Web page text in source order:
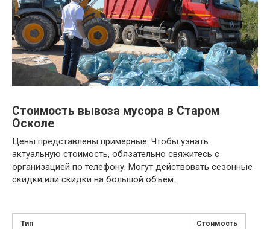
Стоимость вывоза мусора в Старом
Осколе
Цены представлены примерные. Чтобы узнать
актуальную стоимость, обязательно свяжитесь с
организацией по телефону. Могут действовать сезонные
скидки или скидки на большой объем.
Тип Стоимость